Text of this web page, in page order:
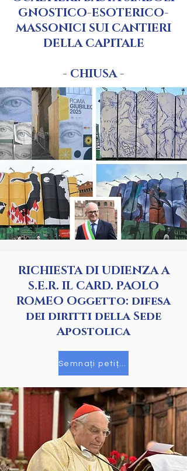
GNOSTICO-ESOTERICO-
MASSONICI SUI CANTIERI
DELLA CAPITALE
- CHIUSA -
RICHIESTA DI UDIENZA A
S.E.R. IL CARD. PAOLO
ROMEO Oggetto: difesa
dei diritti della Sede
Apostolica
Semnați petiția